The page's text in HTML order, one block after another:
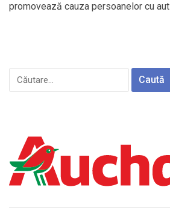
promovează cauza persoanelor cu
Caută
după: